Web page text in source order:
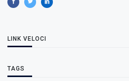
LINK VELOCI
TAGS